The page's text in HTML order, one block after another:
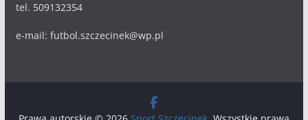
tel. 509132354
e-mail: futbol.szczecinek@wp.pl